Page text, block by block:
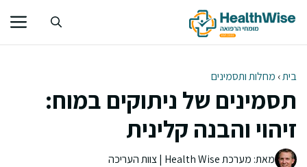
לתוכן
בית› מחלות ותסמינים
תסמינים של ניתוקים במוח:
זיהוי והבנה קלינית
מאת: מערכת Health Wise | צוות העריכה